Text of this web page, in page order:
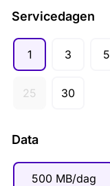
Servicedagen
1 3 5
25 30
Data
500 MB/dag